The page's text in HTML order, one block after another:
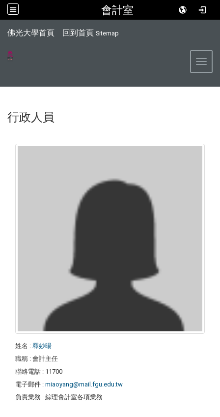
會計室
佛光大學首頁 回到首頁 Sitemap
行政人員
姓名 : 釋妙暘
職稱 : 會計主任
聯絡電話 : 11700
電子郵件 : miaoyang@mail.fgu.edu.tw
負責業務 : 綜理會計室各項業務